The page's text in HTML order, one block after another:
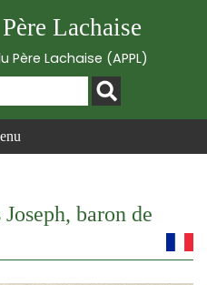
Lachaise
Père Lachaise (APPL)
baron de